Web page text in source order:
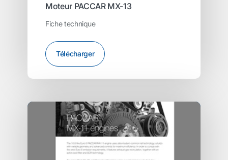
Moteur PACCAR MX-13
Fiche technique
Télécharger